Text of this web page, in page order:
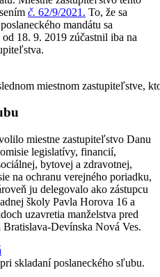
č. 62/9/2021. To, že sa
mandátu sa
18. 9. 2019 zúčastnil iba na
miestnom zastupiteľstve,
miestne zastupiteľstvo Danu
legislatívy, financií,
bytovej a zdravotnej,
na ochranu verejného poriadku,
ju delegovalo ako zástupcu
školy Pavla Horova 16 a
uzavretia manželstva pred
Devínska Nová Ves.
skladaní poslaneckého sľubu.